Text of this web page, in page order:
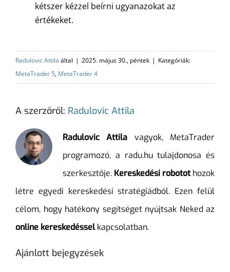
kétszer kézzel beírni ugyanazokat az
értékeket.
Radulovic Attila által | 2025. május 30., péntek | Kategóriák:
MetaTrader 5, MetaTrader 4
A szerzőről: Radulovic Attila
Radulovic Attila vagyok, MetaTrader
programozó, a radu.hu tulajdonosa és
szerkesztője. Kereskedési robotothozok
létre egyedi kereskedési stratégiádból. Ezen felül
célom, hogy hatékony segítséget nyújtsak Neked az
online kereskedésselkapcsolatban.
Ajánlott bejegyzések